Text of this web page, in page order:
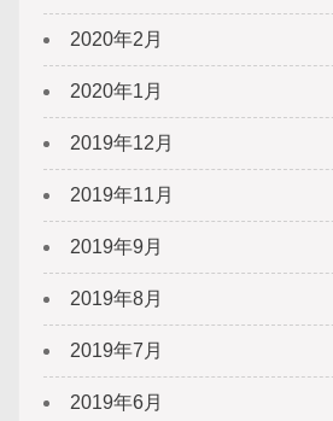
2020年2月
2020年1月
2019年12月
2019年11月
2019年9月
2019年8月
2019年7月
2019年6月